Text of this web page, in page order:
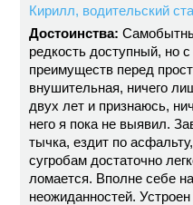
Кирилл, водительский
Достоинства:
редкость доступный, но
преимуществ перед
внушительная, ничего
двух лет и признаюсь,
него я пока не выявил.
тычка, ездит по
сугробам достаточно
ломается. Вполне себе
неожиданностей.